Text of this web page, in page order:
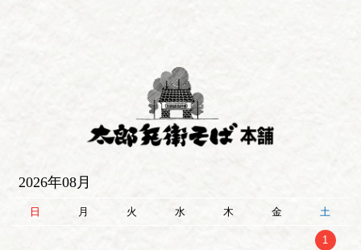
2026年08月
日 月 火 水 木 金 土
1